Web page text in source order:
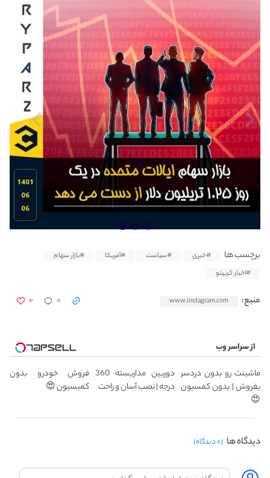
برچسب ها #خبری #سیاست #آمریکا
#بازار سهام
#اخبار کریپتو
منبع: www.instagram.com ۰ ۰
از سراسر وب
ماشینت رو بدون دردسر
بفروش | بدون کمسیون
😍
دوربین مداربسته 360
درجه | نصب آسان و راحت
فروش خودرو بدون
کمیسیون 😍
دیدگاه ها (۰ دیدگاه)